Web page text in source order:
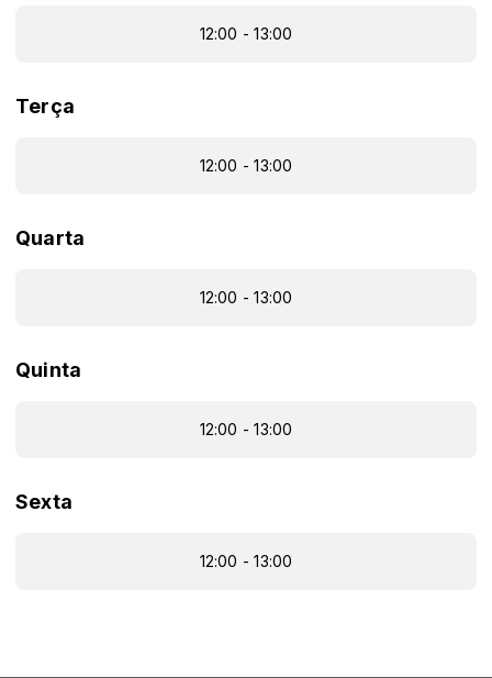
12:00 - 13:00
Terça
12:00 - 13:00
Quarta
12:00 - 13:00
Quinta
12:00 - 13:00
Sexta
12:00 - 13:00